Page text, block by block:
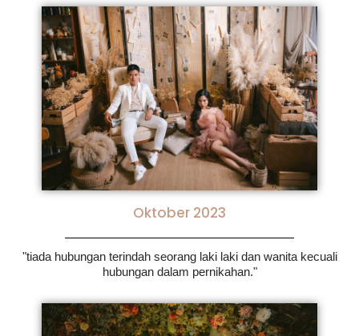
Oktober 2023
"tiada hubungan terindah seorang laki laki dan wanita kecuali
hubungan dalam pernikahan."